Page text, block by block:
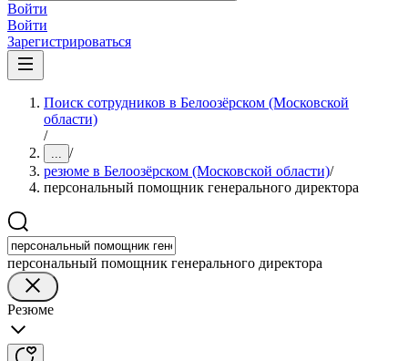
Войти
Войти
Зарегистрироваться
Поиск сотрудников в Белоозёрском (Московской
области)
/
... /
резюме в Белоозёрском (Московской области)/
персональный помощник генерального директора
персональный помощник генерального директора
Резюме